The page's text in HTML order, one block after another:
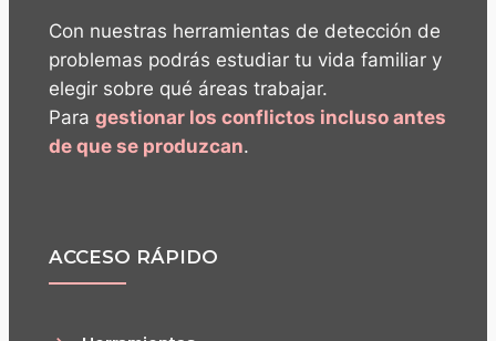
Con nuestras herramientas de detección de
problemas podrás estudiar tu vida familiar y
elegir sobre qué áreas trabajar.
Para gestionar los conflictos incluso antes
de que se produzcan.
ACCESO RÁPIDO